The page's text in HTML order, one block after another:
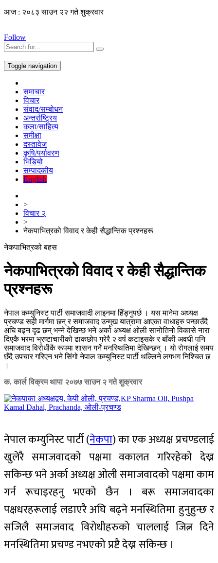
आज : २०८३ साउन २२ गते शुक्रवार
Follow
Toggle navigation
समाचार
विचार
संवाद/सम्बोधन
अन्तर्राष्ट्रिय
कला/साहित्य
समीक्षा
दस्तावेज
कृषि/पर्यावरण
भिडियो
सम्पादकीय
English
>
विचार २
>
नेकपाभित्रको विवाद र केही सैद्धान्तिक प्रश्नहरू
नेकपाभित्रको बहस
नेकपाभित्रको विवाद र केही सैद्धान्तिक
प्रश्नहरू
नेपाल कम्युनिस्ट पार्टी समाजवादी लाइनमा हिँड्नुपर्छ । यस मानेमा अध्यक्ष
प्रचण्ड सही मार्गमा छन् र समाजवाद उन्मुख यात्रामा आएका वाधाहरु पन्छाउँदै
अघि बढ्न दृढ छन् भन्ने देखिन्छ भने अर्का अध्यक्ष ओली सानोतिनो विकासे नारा
दिएकै भरमा भ्रष्टाचारीको ढाकछोप गरेरै २ वर्ष कटाइसके र बाँकी अवधी पनि
समाजवाद विरोधीकै रूपमा शासन गर्ने मनस्थितिमा देखिन्छन् । यो रोगलाई समय
छँदै उपचार गरिएन भने सिंगो नेपाल कम्युनिस्ट पार्टी थल्लिने लगभग निश्चित छ
।
क. कार्ल विक्रम थापा २०७७ साउन २ गते शुक्रवार
नेपाल कम्युनिस्ट पार्टी (नेकपा) का एक अध्यक्ष प्रचण्डलाई
खुलेरै समाजवादको पक्षमा वकालत गरिरहेको देख्न
सकिन्छ भने अर्का अध्यक्ष ओली समाजवादको पक्षमा काम
गर्न रूचाइरहनु भएको छैन । बरू समाजवादका
पक्षधरहरूलाई लडाएरै अघि बढ्ने मनस्थितिमा हुनुहुन्छ र
सजिलै समाजवाद विरोधीहरुको चाललाई जित्न दिने
मनस्थितिमा प्रचण्ड नभएको प्रष्टै देख्न सकिन्छ ।